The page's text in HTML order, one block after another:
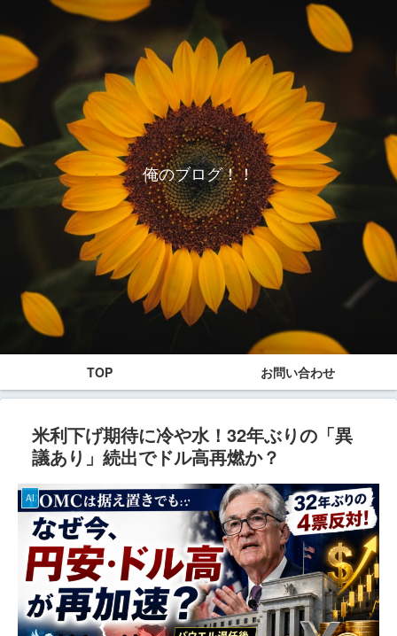
俺のブログ！！
TOP お問い合わせ
米利下げ期待に冷や水！32年ぶりの「異
議あり」続出でドル高再燃か？
AI